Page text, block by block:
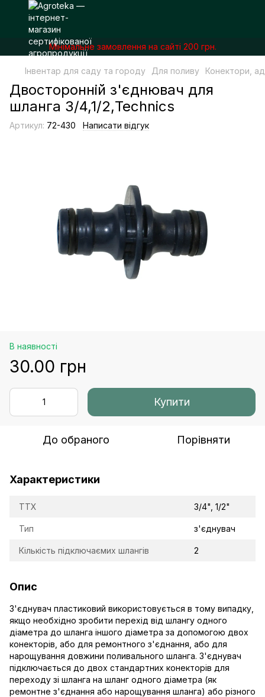
Мінімальне замовлення на сайті 200 грн.
Інвентар для саду та городу Для поливу Конектори,
Двосторонній з'єднювач для
шланга 3/4,1/2,Technics
Артикул: 72-430 Написати відгук
В наявності
30.00 грн
Купити
До обраного Порівняти
Характеристики
TTX 3/4", 1/2"
Тип з'єднувач
Кількість підключаємих шлангів 2
Опис
З'єднувач пластиковий використовується в тому випадку,
якщо необхідно зробити перехід від шлангу одного
діаметра до шланга іншого діаметра за допомогою двох
конекторів, або для ремонтного з'єднання, або для
нарощування довжини поливального шланга. З'єднувач
підключається до двох стандартних конекторів для
переходу зі шланга на шланг одного діаметра (як
ремонтне з'єднання або нарощування шланга) або різного